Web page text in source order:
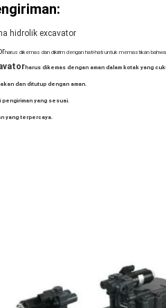
hidrolik excavator
harus dikemas dan dikirim dengan hati-hati untuk memastikan
harus dikemas dengan aman dalam kotak yang
dan ditutup dengan aman.
yang sesuai.
yang terpercaya.